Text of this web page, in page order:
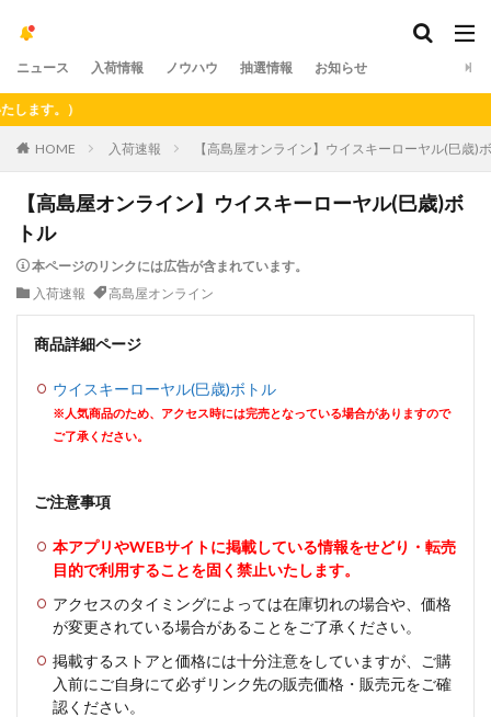
ニュース 入荷情報 ノウハウ 抽選情報 お知らせ
。）
HOME 入荷速報 【高島屋オンライン】ウイスキーローヤル(巳歳)
【高島屋オンライン】ウイスキーローヤル(巳歳)ボ
トル
本ページのリンクには広告が含まれています。
入荷速報
高島屋オンライン
商品詳細ページ
ウイスキーローヤル(巳歳)ボトル
※人気商品のため、アクセス時には完売となっている場合がありますので
ご了承ください。
ご注意事項
本アプリやWEBサイトに掲載している情報をせどり・転売
目的で利用することを固く禁止いたします。
アクセスのタイミングによっては在庫切れの場合や、価格
が変更されている場合があることをご了承ください。
掲載するストアと価格には十分注意をしていますが、ご購
入前にご自身にて必ずリンク先の販売価格・販売元をご確
認ください。